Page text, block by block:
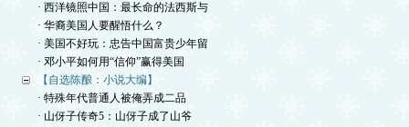
· 西洋镜照中国：最长命的法西斯与
· 华裔美国人要醒悟什么？
· 美国不好玩：忠告中国富贵少年留
· 邓小平如何用“信仰”赢得美国
【自选陈酿：小说大编】
· 特殊年代普通人被俺弄成二品
· 山伢子传奇5：山伢子成了山爷